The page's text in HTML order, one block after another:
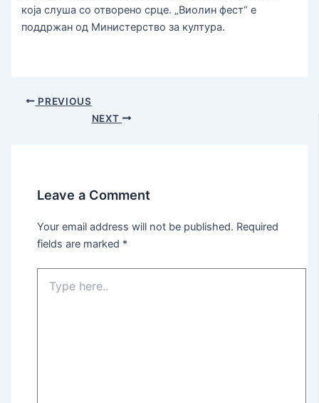
која слуша со отворено срце. „Виолин фест“ e
поддржан од Министерство за култура.
PREVIOUS
NEXT
Leave a Comment
Your email address will not be published. Required
fields are marked *
here..